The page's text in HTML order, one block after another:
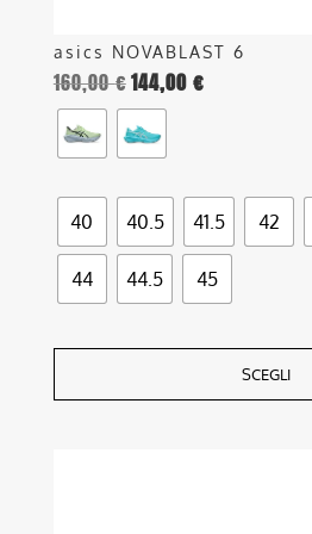
asics NOVABLAST 6
160,00€144,00 €
40 40.5 41.5 42
44 44.5 45
SCEGLI